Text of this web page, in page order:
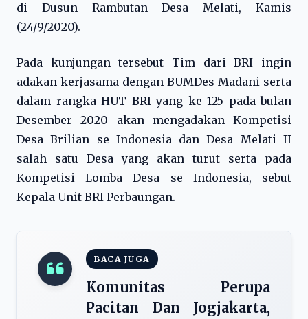
di Dusun Rambutan Desa Melati, Kamis
(24/9/2020).
Pada kunjungan tersebut Tim dari BRI ingin
adakan kerjasama dengan BUMDes Madani serta
dalam rangka HUT BRI yang ke 125 pada bulan
Desember 2020 akan mengadakan Kompetisi
Desa Brilian se Indonesia dan Desa Melati II
salah satu Desa yang akan turut serta pada
Kompetisi Lomba Desa se Indonesia, sebut
Kepala Unit BRI Perbaungan.
BACA JUGA
Komunitas Perupa
Pacitan Dan Jogjakarta,